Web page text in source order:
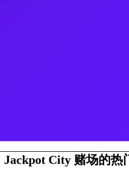
Jackpot City 赌场的热